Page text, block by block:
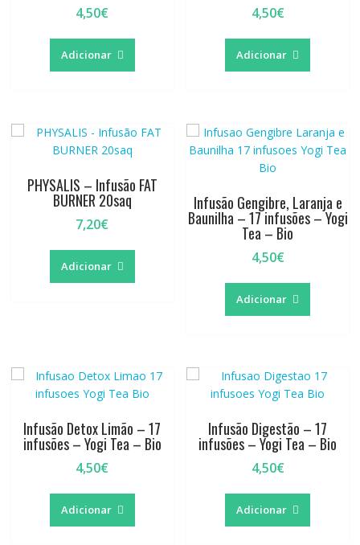
4,50€
Adicionar
4,50€
Adicionar
PHYSALIS – Infusão FAT
BURNER 20saq
7,20€
Adicionar
Infusão Gengibre, Laranja e
Baunilha – 17 infusões – Yogi
Tea – Bio
4,50€
Adicionar
Infusão Detox Limão – 17
infusões – Yogi Tea – Bio
4,50€
Adicionar
Infusão Digestão – 17
infusões – Yogi Tea – Bio
4,50€
Adicionar